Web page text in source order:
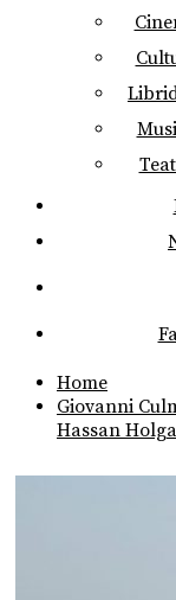
Home
Giovanni
Hassan